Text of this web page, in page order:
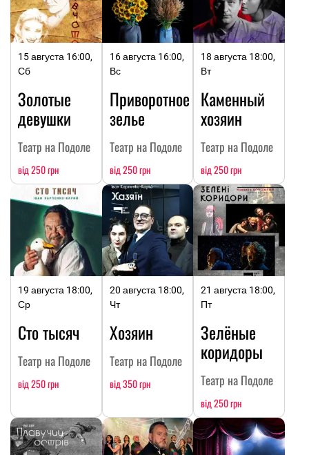
15 августа 16:00,
Сб
Золотые
девушки
Театр на Подоле
від 250 грн
16 августа 16:00,
Вс
Приворотное
зелье
Театр на Подоле
від 250 грн
18 августа 18:00,
Вт
Каменный
хозяин
Театр на Подоле
від 250 грн
19 августа 18:00,
Ср
Сто тысяч
Театр на Подоле
від 250 грн
20 августа 18:00,
Чт
Хозяин
Театр на Подоле
від 350 грн
21 августа 18:00,
Пт
Зелёные
коридоры
Театр на Подоле
від 250 грн